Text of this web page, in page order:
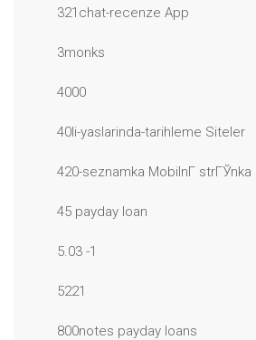
321chat-recenze App
3monks
4000
40li-yaslarinda-tarihleme Siteler
420-seznamka MobilnГ­ strГЎnka
45 payday loan
5.03 -1
5221
800notes payday loans